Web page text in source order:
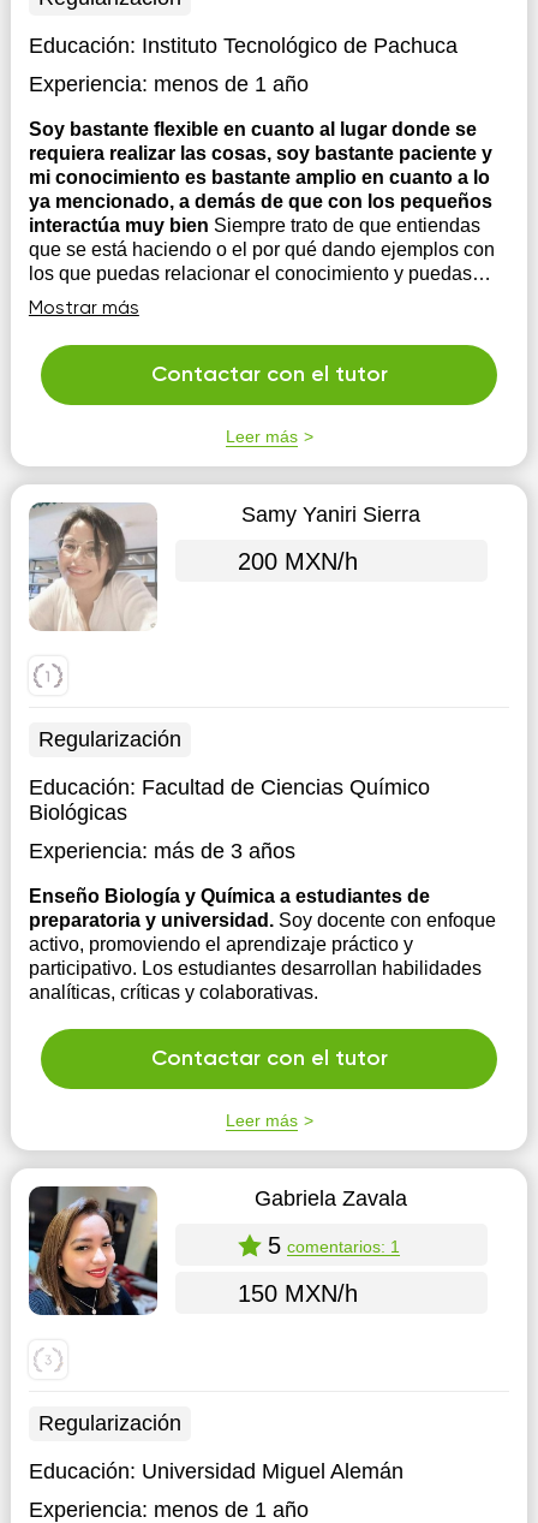
Educación: Instituto Tecnológico de Pachuca
Experiencia: menos de 1 año
Soy bastante flexible en cuanto al lugar donde se
requiera realizar las cosas, soy bastante paciente y
mi conocimiento es bastante amplio en cuanto a lo
ya mencionado, a demás de que con los pequeños
interactúa muy bien Siempre trato de que entiendas
que se está haciendo o el por qué dando ejemplos con
los que puedas relacionar el conocimiento y puedas
aplicarlo de una manera más sencilla o rápida, y
obteniendo resultados favorables
Mostrar más
Contactar con el tutor
Leer más
Samy Yaniri Sierra
200 MXN/h
Regularización
Educación: Facultad de Ciencias Químico
Biológicas
Experiencia: más de 3 años
Enseño Biología y Química a estudiantes de
preparatoria y universidad. Soy docente con enfoque
activo, promoviendo el aprendizaje práctico y
participativo. Los estudiantes desarrollan habilidades
analíticas, críticas y colaborativas.
Contactar con el tutor
Leer más
Gabriela Zavala
5 comentarios: 1
150 MXN/h
Regularización
Educación: Universidad Miguel Alemán
Experiencia: menos de 1 año